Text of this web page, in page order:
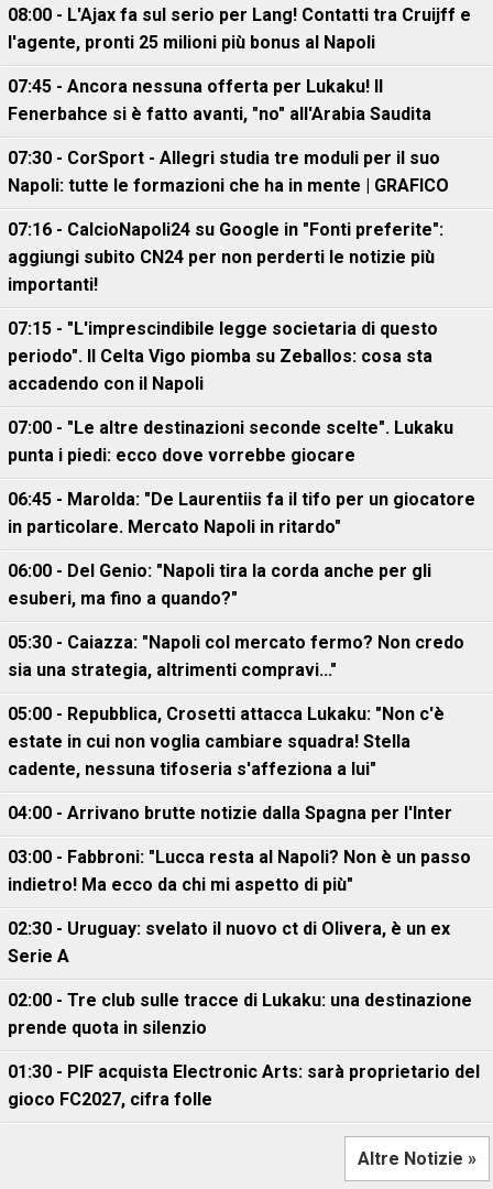
08:00 - L'Ajax fa sul serio per Lang! Contatti tra Cruijff e
l'agente, pronti 25 milioni più bonus al Napoli
07:45 - Ancora nessuna offerta per Lukaku! Il
Fenerbahce si è fatto avanti, "no" all'Arabia Saudita
07:30 - CorSport - Allegri studia tre moduli per il suo
Napoli: tutte le formazioni che ha in mente | GRAFICO
07:16 - CalcioNapoli24 su Google in "Fonti preferite":
aggiungi subito CN24 per non perderti le notizie più
importanti!
07:15 - "L'imprescindibile legge societaria di questo
periodo". Il Celta Vigo piomba su Zeballos: cosa sta
accadendo con il Napoli
07:00 - "Le altre destinazioni seconde scelte". Lukaku
punta i piedi: ecco dove vorrebbe giocare
06:45 - Marolda: "De Laurentiis fa il tifo per un giocatore
in particolare. Mercato Napoli in ritardo"
06:00 - Del Genio: "Napoli tira la corda anche per gli
esuberi, ma fino a quando?"
05:30 - Caiazza: "Napoli col mercato fermo? Non credo
sia una strategia, altrimenti compravi..."
05:00 - Repubblica, Crosetti attacca Lukaku: "Non c'è
estate in cui non voglia cambiare squadra! Stella
cadente, nessuna tifoseria s'affeziona a lui"
04:00 - Arrivano brutte notizie dalla Spagna per l'Inter
03:00 - Fabbroni: "Lucca resta al Napoli? Non è un passo
indietro! Ma ecco da chi mi aspetto di più"
02:30 - Uruguay: svelato il nuovo ct di Olivera, è un ex
Serie A
02:00 - Tre club sulle tracce di Lukaku: una destinazione
prende quota in silenzio
01:30 - PIF acquista Electronic Arts: sarà proprietario del
gioco FC2027, cifra folle
Altre Notizie »